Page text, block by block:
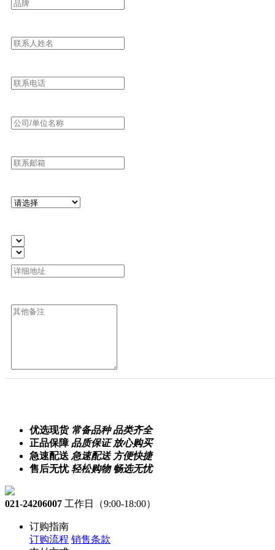
优选现货 常备品种 品类齐全
正品保障品质保证 放心购买
急速配送 急速配送 方便快捷
售后无忧轻松购物 畅选无忧
021-24206007 工作日（9:00-18:00）
订购指南
订购流程 销售条款